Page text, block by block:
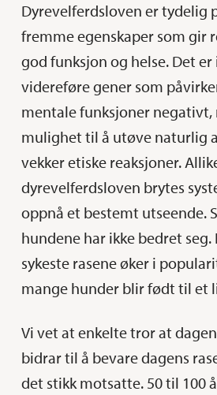
Dyrevelferdsloven er tydelig
fremme egenskaper som gir
god funksjon og helse. Det
videreføre gener som
mentale funksjoner negativt,
mulighet til å utøve naturlig
vekker etiske reaksjoner.
dyrevelferdsloven brytes
oppnå et bestemt utseende.
hundene har ikke bedret seg.
sykeste rasene øker i
mange hunder blir født til et
Vi vet at enkelte tror at
bidrar til å bevare dagens
det stikk motsatte. 50 til 100